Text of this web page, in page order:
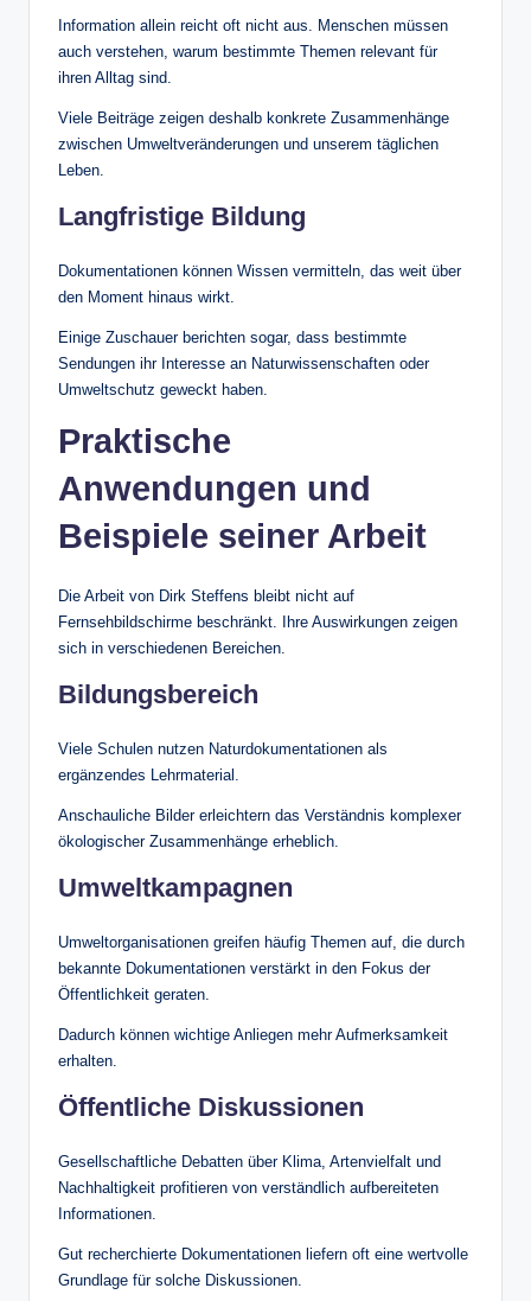
Information allein reicht oft nicht aus. Menschen müssen
auch verstehen, warum bestimmte Themen relevant für
ihren Alltag sind.
Viele Beiträge zeigen deshalb konkrete Zusammenhänge
zwischen Umweltveränderungen und unserem täglichen
Leben.
Langfristige Bildung
Dokumentationen können Wissen vermitteln, das weit über
den Moment hinaus wirkt.
Einige Zuschauer berichten sogar, dass bestimmte
Sendungen ihr Interesse an Naturwissenschaften oder
Umweltschutz geweckt haben.
Praktische
Anwendungen und
Beispiele seiner Arbeit
Die Arbeit von Dirk Steffens bleibt nicht auf
Fernsehbildschirme beschränkt. Ihre Auswirkungen zeigen
sich in verschiedenen Bereichen.
Bildungsbereich
Viele Schulen nutzen Naturdokumentationen als
ergänzendes Lehrmaterial.
Anschauliche Bilder erleichtern das Verständnis komplexer
ökologischer Zusammenhänge erheblich.
Umweltkampagnen
Umweltorganisationen greifen häufig Themen auf, die durch
bekannte Dokumentationen verstärkt in den Fokus der
Öffentlichkeit geraten.
Dadurch können wichtige Anliegen mehr Aufmerksamkeit
erhalten.
Öffentliche Diskussionen
Gesellschaftliche Debatten über Klima, Artenvielfalt und
Nachhaltigkeit profitieren von verständlich aufbereiteten
Informationen.
Gut recherchierte Dokumentationen liefern oft eine wertvolle
Grundlage für solche Diskussionen.